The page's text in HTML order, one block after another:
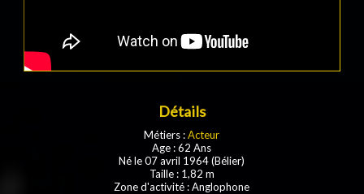
Détails
Métiers :Acteur
Age : 62 Ans
Né le 07 avril 1964 (Bélier)
Taille : 1,82 m
Zone d'activité : Anglophone